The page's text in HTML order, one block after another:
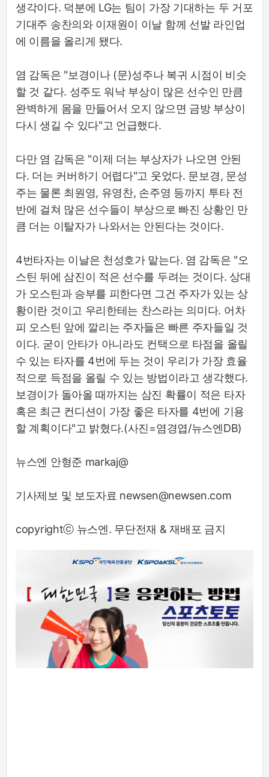
생각이다. 덕분에 LG는 팀이 가장 기대하는 두 거포
기대주 송찬의와 이재원이 이날 함께 선발 라인업
에 이름을 올리게 됐다.
염 감독은 "보경이나 (문)성주나 복귀 시점이 비슷
할 것 같다. 성주도 워낙 부상이 많은 선수인 만큼
완벽하게 몸을 만들어서 오지 않으면 금방 부상이
다시 생길 수 있다"고 언급했다.
다만 염 감독은 "이제 더는 부상자가 나오면 안된
다. 더는 커버하기 어렵다"고 웃었다. 문보경, 문성
주는 물론 최원영, 유영찬, 손주영 등까지 투타 전
반에 걸쳐 많은 선수들이 부상으로 빠진 상황인 만
큼 더는 이탈자가 나와서는 안된다는 것이다.
4번타자는 이날은 천성호가 맡는다. 염 감독은 "오
스틴 뒤에 삼진이 적은 선수를 두려는 것이다. 상대
가 오스틴과 승부를 피한다면 그건 주자가 있는 상
황이란 것이고 우리한테는 찬스라는 의미다. 어차
피 오스틴 앞에 깔리는 주자들은 빠른 주자들일 것
이다. 굳이 안타가 아니라도 컨택으로 타점을 올릴
수 있는 타자를 4번에 두는 것이 우리가 가장 효율
적으로 득점을 올릴 수 있는 방법이라고 생각했다.
보경이가 돌아올 때까지는 삼진 확률이 적은 타자
혹은 최근 컨디션이 가장 좋은 타자를 4번에 기용
할 계획이다"고 밝혔다.(사진=염경엽/뉴스엔DB)
뉴스엔 안형준 markaj@
기사제보 및 보도자료 newsen@newsen.com
copyrightⓒ 뉴스엔. 무단전재 & 재배포 금지